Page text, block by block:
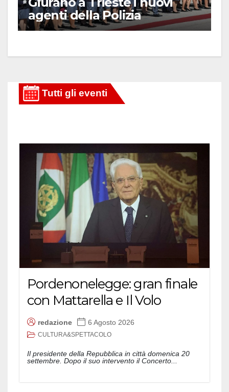
agenti della Polizia
Pordenonelegge: gran finale
con Mattarella e Il Volo
redazione 6 Agosto 2026
CULTURA&SPETTACOLO
Il presidente della Repubblica in città domenica 20
settembre. Dopo il suo intervento il Concerto...